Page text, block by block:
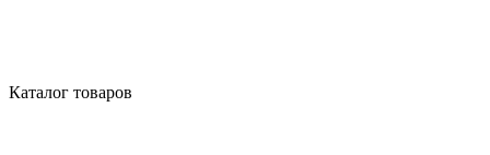
Каталог товаров